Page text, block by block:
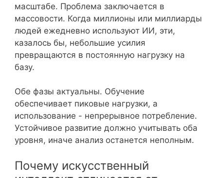
масштабе. Проблема заключается в
массовости. Когда миллионы или миллиарды
людей ежедневно используют ИИ, эти,
казалось бы, небольшие усилия
превращаются в постоянную нагрузку на
базу.
Обе фазы актуальны. Обучение
обеспечивает пиковые нагрузки, а
использование - непрерывное потребление.
Устойчивое развитие должно учитывать оба
уровня, иначе анализ останется неполным.
Почему искусственный